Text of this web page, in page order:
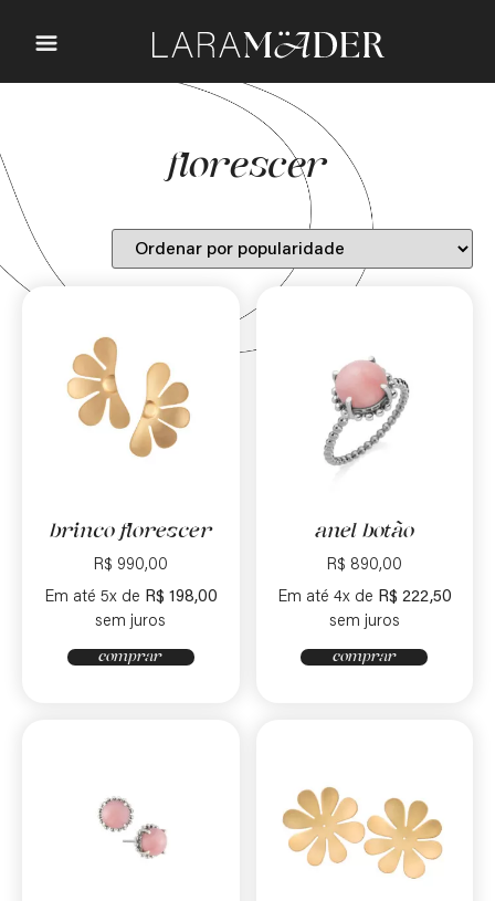
florescer
brinco florescer
R$ 990,00
Em até 5x de R$ 198,00
sem juros
comprar
anel botão
R$ 890,00
Em até 4x de R$ 222,50
sem juros
comprar